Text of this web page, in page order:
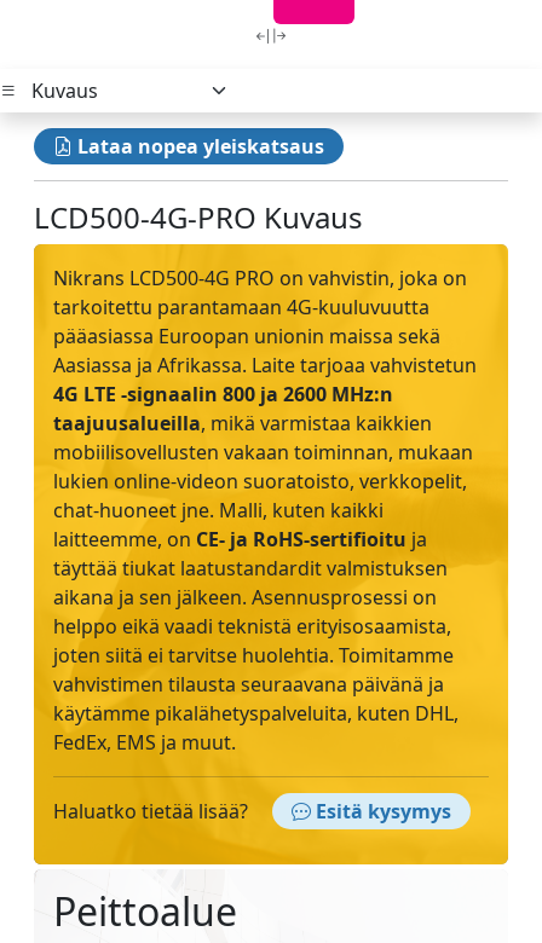
Lataa nopea yleiskatsaus
LCD500-4G-PRO Kuvaus
Nikrans LCD500-4G PRO on vahvistin, joka on
tarkoitettu parantamaan 4G-kuuluvuutta
pääasiassa Euroopan unionin maissa sekä
Aasiassa ja Afrikassa. Laite tarjoaa vahvistetun
4G LTE -signaalin 800 ja 2600 MHz:n
taajuusalueilla, mikä varmistaa kaikkien
mobiilisovellusten vakaan toiminnan, mukaan
lukien online-videon suoratoisto, verkkopelit,
chat-huoneet jne. Malli, kuten kaikki
laitteemme, on CE- ja RoHS-sertifioitu ja
täyttää tiukat laatustandardit valmistuksen
aikana ja sen jälkeen. Asennusprosessi on
helppo eikä vaadi teknistä erityisosaamista,
joten siitä ei tarvitse huolehtia. Toimitamme
vahvistimen tilausta seuraavana päivänä ja
käytämme pikalähetyspalveluita, kuten DHL,
FedEx, EMS ja muut.
Haluatko tietää lisää? Esitä kysymys
Peittoalue